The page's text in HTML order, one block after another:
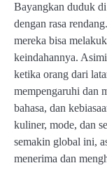
Bayangkan duduk
dengan rasa
mereka bisa
keindahannya.
ketika orang dari
mempengaruhi dan
bahasa, dan
kuliner, mode, dan
semakin global ini,
menerima dan